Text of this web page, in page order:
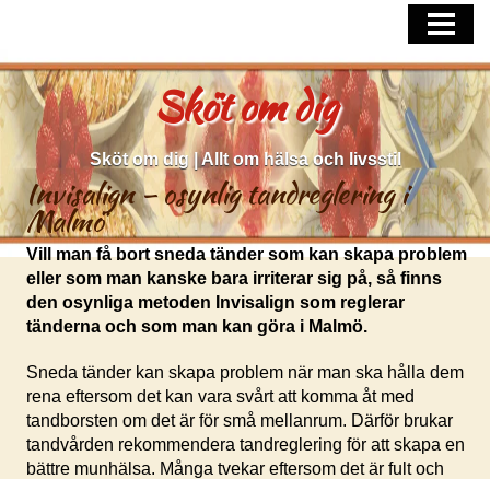
FÅ HJÄLP MED VANLIGA HUDPROBLE
SÅ TAR DU HAND OM DITT HÅRSköt om dig
Sköt om dig | Allt om hälsa och livsstil
Invisalign – osynlig tandreglering i
Malmö
Vill man få bort sneda tänder som kan skapa problem
eller som man kanske bara irriterar sig på, så finns
den osynliga metoden Invisalign som reglerar
tänderna och som man kan göra i Malmö.
Sneda tänder kan skapa problem när man ska hålla dem
rena eftersom det kan vara svårt att komma åt med
tandborsten om det är för små mellanrum. Därför brukar
tandvården rekommendera tandreglering för att skapa en
bättre munhälsa. Många tvekar eftersom det är fult och